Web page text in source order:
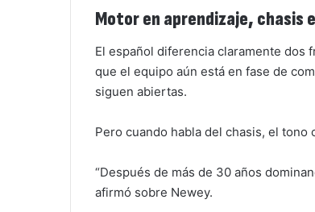
Motor en aprendizaje, chasis
El español diferencia claramente dos
que el equipo aún está en fase de
siguen abiertas.
Pero cuando habla del chasis, el tono
“Después de más de 30 años
afirmó sobre Newey.